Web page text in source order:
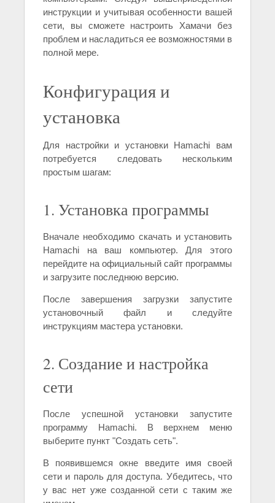
инструкции и учитывая особенности вашей
сети, вы сможете настроить Хамачи без
проблем и насладиться ее возможностями в
полной мере.
Конфигурация и
установка
Для настройки и установки Hamachi вам
потребуется следовать нескольким
простым шагам:
1. Установка программы
Вначале необходимо скачать и установить
Hamachi на ваш компьютер. Для этого
перейдите на официальный сайт программы
и загрузите последнюю версию.
После завершения загрузки запустите
установочный файл и следуйте
инструкциям мастера установки.
2. Создание и настройка
сети
После успешной установки запустите
программу Hamachi. В верхнем меню
выберите пункт "Создать сеть".
В появившемся окне введите имя своей
сети и пароль для доступа. Убедитесь, что
у вас нет уже созданной сети с таким же